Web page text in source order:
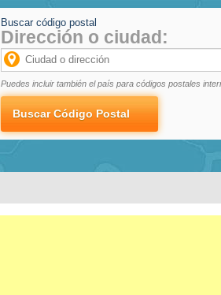
Buscar código postal
Dirección o ciudad:
Puedes incluir también el país para códigos postales